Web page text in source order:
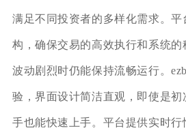
满足不同投资者的多样化需求。
构，确保交易的高效执行和系统
波动剧烈时仍能保持流畅运行。
验，界面设计简洁直观，即使是
手也能快速上手。平台提供实时